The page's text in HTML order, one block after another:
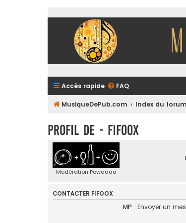
Accès rapide FAQ
MusiqueDePub.com Index du forum
Profil de - fifoox
Modération Powaaaa
CONTACTER FIFOOX
MP : Envoyer un